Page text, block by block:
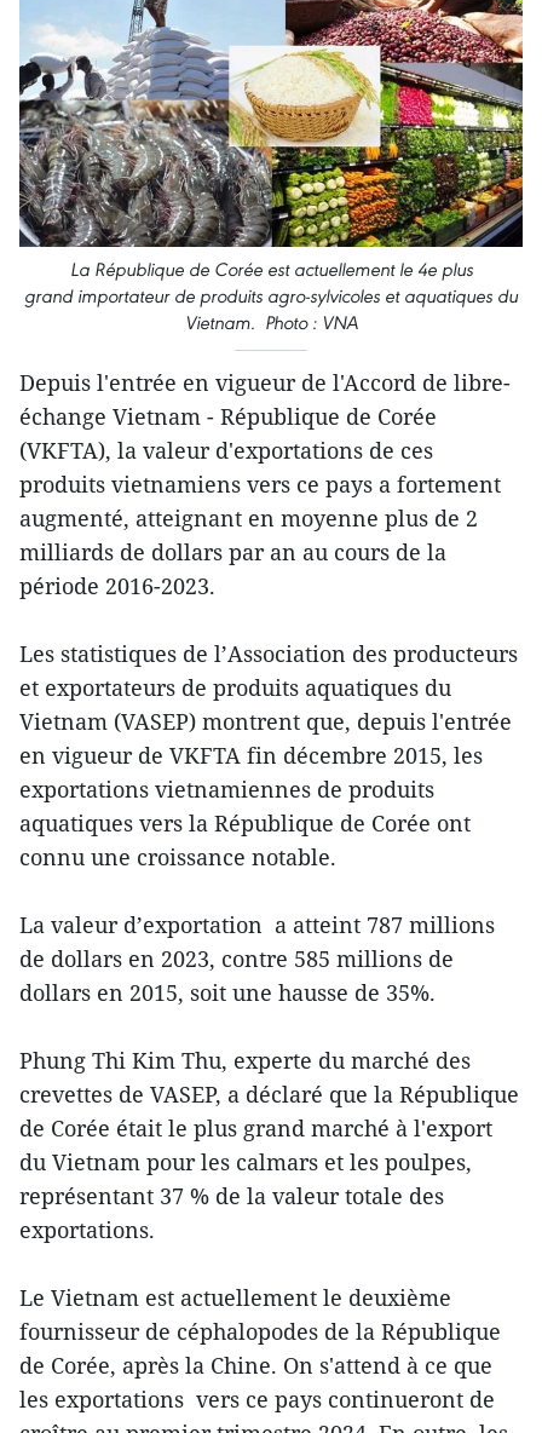
La République de Corée est actuellement le 4e plus
grand importateur de produits agro-sylvicoles et aquatiques du
Vietnam. Photo : VNA
Depuis l'entrée en vigueur de l'Accord de libre-
échange Vietnam - République de Corée
(VKFTA), la valeur d'exportations de ces
produits vietnamiens vers ce pays a fortement
augmenté, atteignant en moyenne plus de 2
milliards de dollars par an au cours de la
période 2016-2023.
Les statistiques de l’Association des producteurs
et exportateurs de produits aquatiques du
Vietnam (VASEP) montrent que, depuis l'entrée
en vigueur de VKFTA fin décembre 2015, les
exportations vietnamiennes de produits
aquatiques vers la République de Corée ont
connu une croissance notable.
La valeur d’exportation a atteint 787 millions
de dollars en 2023, contre 585 millions de
dollars en 2015, soit une hausse de 35%.
Phung Thi Kim Thu, experte du marché des
crevettes de VASEP, a déclaré que la République
de Corée était le plus grand marché à l'export
du Vietnam pour les calmars et les poulpes,
représentant 37 % de la valeur totale des
exportations.
Le Vietnam est actuellement le deuxième
fournisseur de céphalopodes de la République
de Corée, après la Chine. On s'attend à ce que
les exportations vers ce pays continueront de